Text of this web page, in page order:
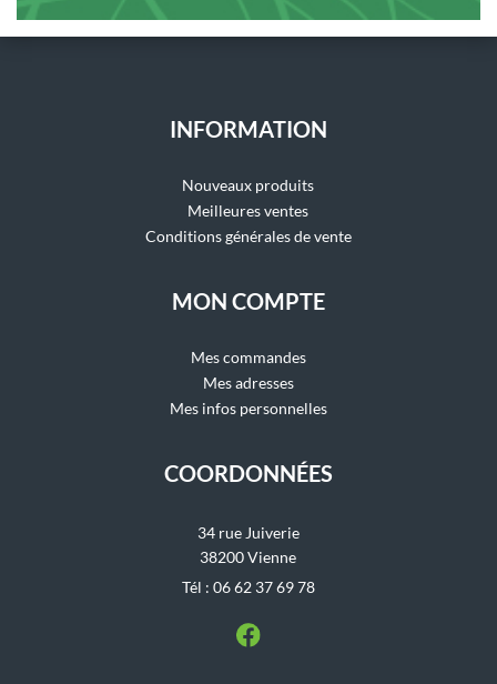
INFORMATION
Nouveaux produits
Meilleures ventes
Conditions générales de vente
MON COMPTE
Mes commandes
Mes adresses
Mes infos personnelles
COORDONNÉES
34 rue Juiverie
38200 Vienne
Tél : 06 62 37 69 78